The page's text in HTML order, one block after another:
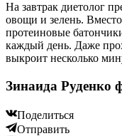
На завтрак диетолог
овощи и зелень.
протеиновые
каждый день. Даже
выкроит несколько
Зинаида Руденко
Поделиться
Отправить